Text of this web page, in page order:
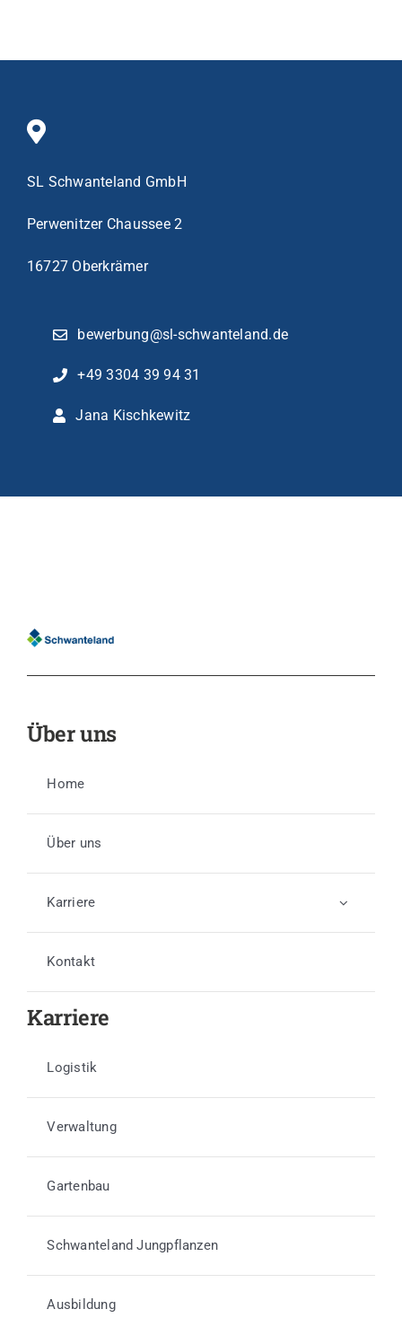
SL Schwanteland GmbH
Perwenitzer Chaussee 2
16727 Oberkrämer
bewerbung@sl-schwanteland.de
+49 3304 39 94 31
Jana Kischkewitz
Über uns
Home
Über uns
Karriere
Kontakt
Karriere
Logistik
Verwaltung
Gartenbau
Schwanteland Jungpflanzen
Ausbildung